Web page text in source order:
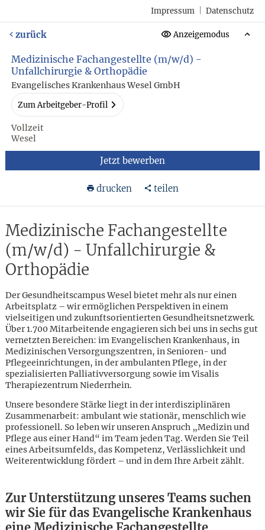
Impressum Datenschutz
zurück Anzeigemodus
Medizinische Fachangestellte (m/w/d) -
Unfallchirurgie & Orthopädie
Evangelisches Krankenhaus Wesel GmbH
Zum Arbeitgeber-Profil
Vollzeit
Wesel
Jetzt bewerben
drucken teilen
Medizinische Fachangestellte
(m/w/d) - Unfallchirurgie &
Orthopädie
Der Gesundheitscampus Wesel bietet mehr als nur einen
Arbeitsplatz – wir ermöglichen Perspektiven in einem
vielseitigen und zukunftsorientierten Gesundheitsnetzwerk.
Über 1.700 Mitarbeitende engagieren sich bei uns in sechs gut
vernetzten Bereichen: im Evangelischen Krankenhaus, in
Medizinischen Versorgungszentren, in Senioren- und
Pflegeeinrichtungen, in der ambulanten Pflege, in der
spezialisierten Palliativversorgung sowie im Visalis
Therapiezentrum Niederrhein.
Unsere besondere Stärke liegt in der interdisziplinären
Zusammenarbeit: ambulant wie stationär, menschlich wie
professionell. So leben wir unseren Anspruch „Medizin und
Pflege aus einer Hand“ im Team jeden Tag. Werden Sie Teil
eines Arbeitsumfelds, das Kompetenz, Verlässlichkeit und
Weiterentwicklung fördert – und in dem Ihre Arbeit zählt.
Zur Unterstützung unseres Teams suchen
wir Sie für das Evangelische Krankenhaus
Karte anzeigen